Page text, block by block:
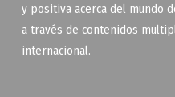
y positiva acerca del mundo
a través de contenidos
internacional.